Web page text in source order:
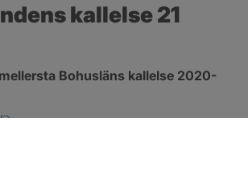
kallelse 21
Bohusläns kallelse 2020-
pdf, öppnas i nytt fönster.